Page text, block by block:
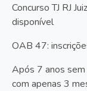
Concurso TJ RJ
disponível
OAB 47:
Após 7 anos
com apenas 3